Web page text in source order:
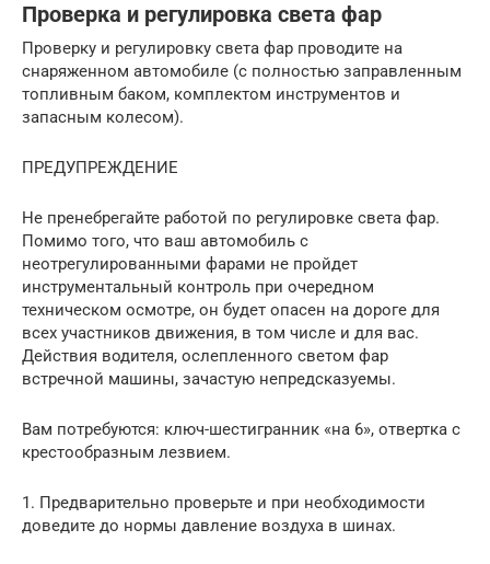
Проверка и регулировка света фар
Проверку и регулировку света фар проводите на
снаряженном автомобиле (с полностью заправленным
топливным баком, комплектом инструментов и
запасным колесом).
ПРЕДУПРЕЖДЕНИЕ
Не пренебрегайте работой по регулировке света фар.
Помимо того, что ваш автомобиль с
неотрегулированными фарами не пройдет
инструментальный контроль при очередном
техническом осмотре, он будет опасен на дороге для
всех участников движения, в том числе и для вас.
Действия водителя, ослепленного светом фар
встречной машины, зачастую непредсказуемы.
Вам потребуются: ключ-шестигранник «на 6», отвертка с
крестообразным лезвием.
1. Предварительно проверьте и при необходимости
доведите до нормы давление воздуха в шинах.